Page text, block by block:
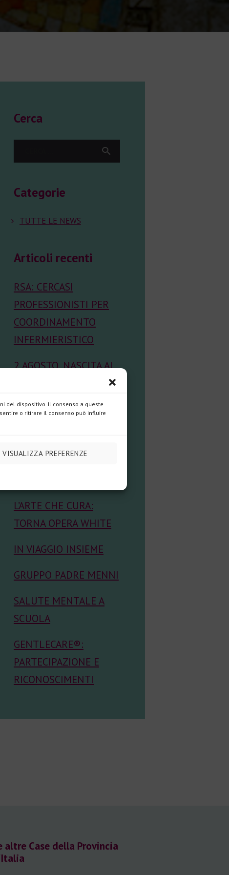
del dispositivo. Il consenso a queste
o ritirare il consenso può influire
VISUALIZZA PREFERENZE
Cerca
Categorie
TUTTE LE NEWS
Articoli recenti
RSA: CERCASI
PROFESSIONISTI PER
COORDINAMENTO
INFERMIERISTICO
2 AGOSTO, NASCITA AL
ANGUSTIA GIMENEZ
VERA
L’ARTE CHE CURA:
TORNA OPERA WHITE
IN VIAGGIO INSIEME
GRUPPO PADRE MENNI
SALUTE MENTALE A
SCUOLA
GENTLECARE®:
PARTECIPAZIONE E
RICONOSCIMENTI
altre Case della Provincia